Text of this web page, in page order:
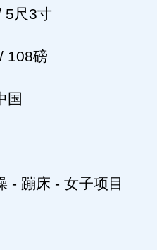
尺3寸
磅
国
蹦床 - 女子项目